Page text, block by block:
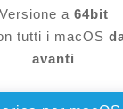
Versione a 64bit
tutti i macOS
avanti